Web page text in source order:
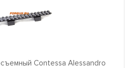
Contessa Alessandro